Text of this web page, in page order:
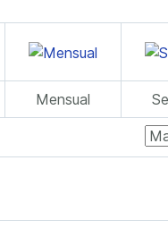
Mensual